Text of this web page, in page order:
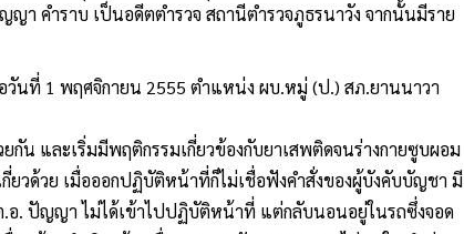
ญา คำราบ เป็นอดีตตำรวจ สถานีตำรวจภูธรนาวัง จากนั้นมีราย
วันที่ 1 พฤศจิกายน 2555 ตำแหน่ง ผบ.หมู่ (ป.) สภ.ยานนาวา
ยกัน และเริ่มมีพฤติกรรมเกี่ยวข้องกับยาเสพติดจนร่างกายซูบผอม
ยวด้วย เมื่อออกปฏิบัติหน้าที่ก็ไม่เชื่อฟังคำสั่งของผู้บังคับบัญชา มี
.อ. ปัญญา ไม่ได้เข้าไปปฏิบัติหน้าที่ แต่กลับนอนอยู่ในรถซึ่งจอด